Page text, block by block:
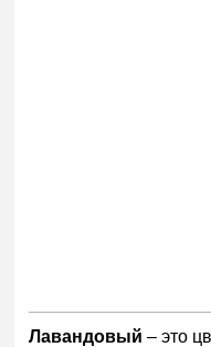
Лавандовый – это